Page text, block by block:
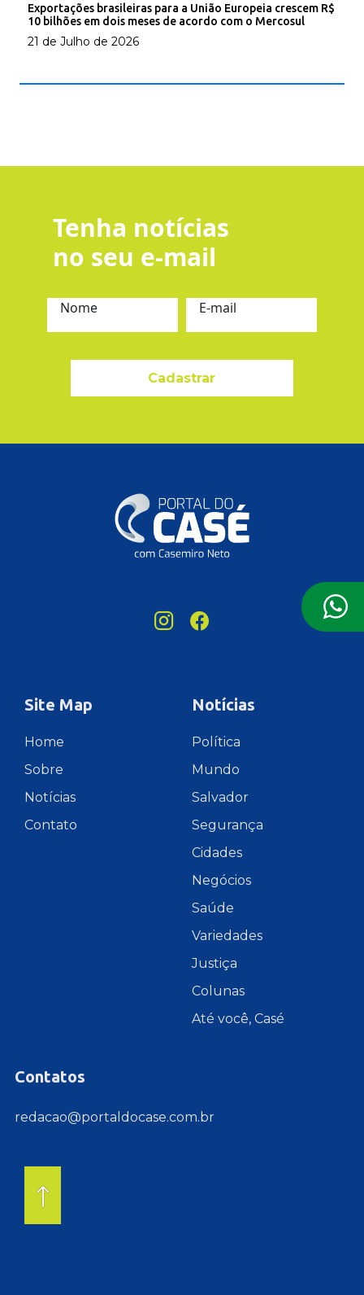
Exportações brasileiras para a União Europeia crescem R$
10 bilhões em dois meses de acordo com o Mercosul
21 de Julho de 2026
Tenha notícias
no seu e-mail
Nome E-mail
Cadastrar
Site Map
Home
Sobre
Notícias
Contato
Notícias
Política
Mundo
Salvador
Segurança
Cidades
Negócios
Saúde
Variedades
Justiça
Colunas
Até você, Casé
Contatos
redacao@portaldocase.com.br